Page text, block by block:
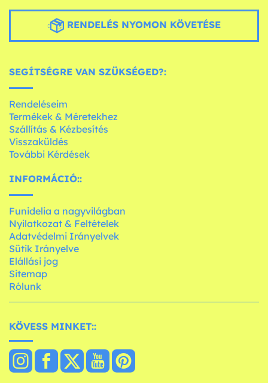
RENDELÉS NYOMON KÖVETÉSE
SEGÍTSÉGRE VAN SZÜKSÉGED?:
Rendeléseim
Termékek & Méretekhez
Szállítás & Kézbesítés
Visszaküldés
További Kérdések
INFORMÁCIÓ::
Funidelia a nagyvilágban
Nyilatkozat & Feltételek
Adatvédelmi Irányelvek
Sütik Irányelve
Elállási jog
Sitemap
Rólunk
KÖVESS MINKET::